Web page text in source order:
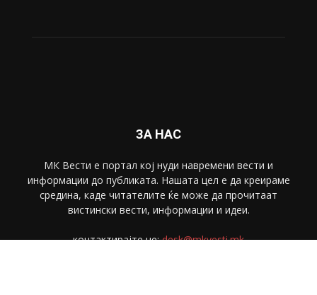
ЗА НАС
МК Вести е портал коj нуди навремени вести и
информации до публиката. Нашата цел е да креираме
средина, каде читателите ќе може да прочитаат
вистински вести, информации и идеи.
контактирајте не:desk@mkvesti.mk